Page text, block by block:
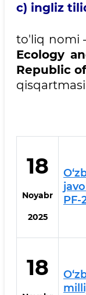
c) ingliz
to'liq nomi
Ecology
Republic
18
Noyabr
2025
PF-
18